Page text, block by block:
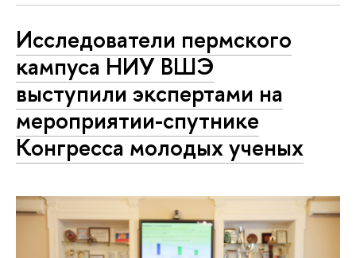
Исследователи пермского
кампуса НИУ ВШЭ
выступили экспертами на
мероприятии-спутнике
Конгресса молодых ученых